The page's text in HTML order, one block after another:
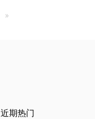
page
近期热门